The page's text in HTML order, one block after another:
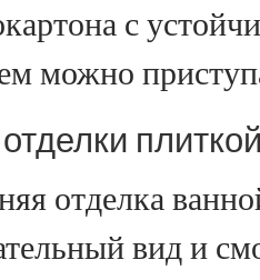
с
можно
отделка
вид и